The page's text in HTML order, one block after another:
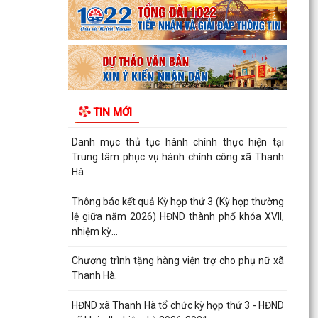
TIN MỚI
đất...
Hải Phòng giảm thời gian giải quyết từ 50% trở
lên hơn 1.900 thủ tục hành chính
Lịch làm việc của Thường trực HĐND xã và Lãnh
07/8/2026
Danh mục thủ tục hành chính thực hiện tại
Trung tâm phục vụ hành chính công xã Thanh
Hà
Thông báo kết quả Kỳ họp thứ 3 (Kỳ họp thường
lệ giữa năm 2026) HĐND thành phố khóa XVII,
nhiệm kỳ...
Chương trình tặng hàng viện trợ cho phụ nữ xã
Thanh Hà.
HĐND xã Thanh Hà tổ chức kỳ họp thứ 3 - HĐND